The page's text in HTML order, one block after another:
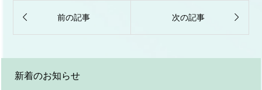
 前の記事 次の記事 
新着のお知らせ